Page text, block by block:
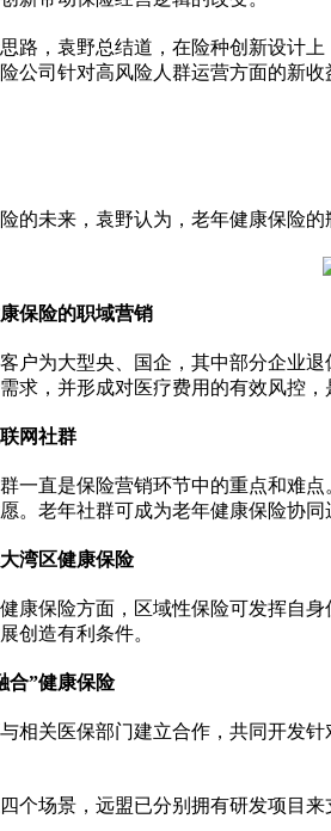
路，袁野总结道，在险种创新设计
公司针对高风险人群运营方面的新收
的未来，袁野认为，老年健康保险
保险的职域营销
户为大型央、国企，其中部分企业
求，并形成对医疗费用的有效风控，
网社群
一直是保险营销环节中的重点和难
。老年社群可成为老年健康保险协同
湾区健康保险
康保险方面，区域性保险可发挥自
创造有利条件。
合”健康保险
相关医保部门建立合作，共同开发
个场景，远盟已分别拥有研发项目